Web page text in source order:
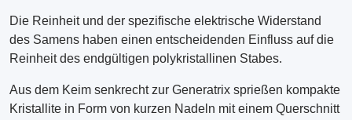
Die Reinheit und der spezifische elektrische Widerstand
des Samens haben einen entscheidenden Einfluss auf die
Reinheit des endgültigen polykristallinen Stabes.
Aus dem Keim senkrecht zur Generatrix sprießen kompakte
Kristallite in Form von kurzen Nadeln mit einem Querschnitt